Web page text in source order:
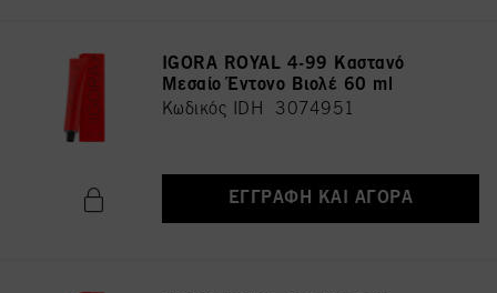
IGORA ROYAL 4-99 Καστανό
Μεσαίο Έντονο Βιολέ 60 ml
Κωδικός IDH 3074951
ΕΓΓΡΑΦΉ ΚΑΙ ΑΓΟΡΆ